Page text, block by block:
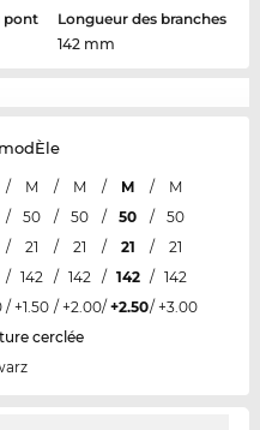
pont
Longueur des branches
142 mm
/ M / M / M /
M
/ 50 / 50 / 50 /
50
/ 21 / 21 / 21 /
21
/ 142 / 142 / 142 / 142
/ +1.50 / +2.00/ +2.50/ +3.00
cerclée